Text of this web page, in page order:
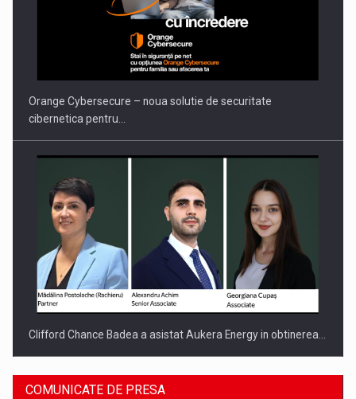
PUTTING ROMANIAN CORPORATE COMPANIES ON THE
INTERNATIONAL BUSINESS SCENE
Orange Cybersecure – noua solutie de securitate
cibernetica pentru…
Clifford Chance Badea a asistat Aukera Energy in obtinerea…
COMUNICATE DE PRESA